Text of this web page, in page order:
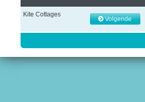
Kite Cottages
Volgende